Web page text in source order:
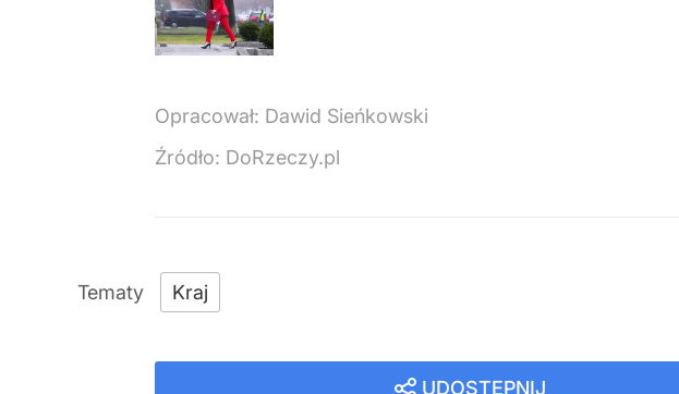
Opracował: Dawid Sieńkowski
Źródło: DoRzeczy.pl
Kraj
UDOSTĘPNIJ